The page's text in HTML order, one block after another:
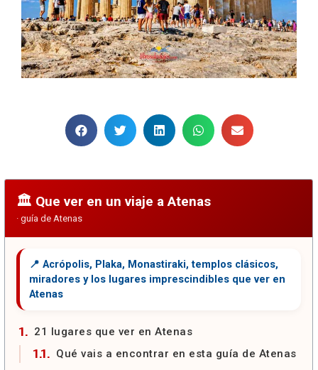
Que ver en un viaje a Atenas
21 lugares que ver en Atenas
Qué vais a encontrar en esta guía de Atenas